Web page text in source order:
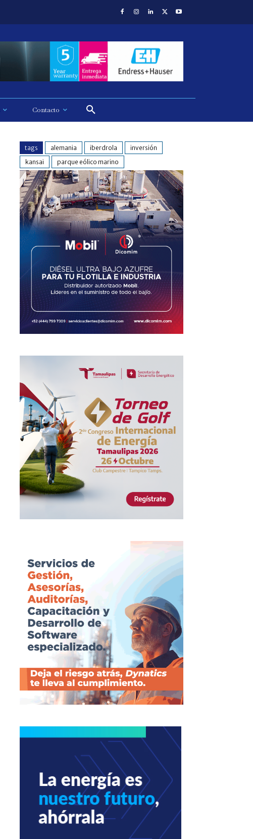
Contacto
tags alemania iberdrola
inversión
kansai
parque eólico marino